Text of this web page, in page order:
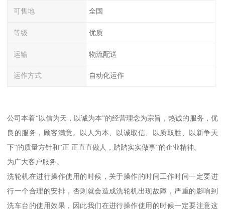
可售地 全国
等级 优质
运输 物流配送
运作方式 自动化运作
公司本着“以信为天，以诚为本”的经营理念为宗旨，热诚的服务，优
良的服务，顾客满意。以人为本、以诚取信、以质取胜、以新争天
下”的质量方针和“正 正直直做人，踏踏实实做事”的企业精神。
为广大客户服务。
洗轮机在进行操作使用的时候，关于操作的时间工作时间一定要进
行一个合理的安排，否则就会造成洗轮机出现故障，严重的影响到
洗车台的使用效果，因此我们在进行操作使用的时候一定要注意这